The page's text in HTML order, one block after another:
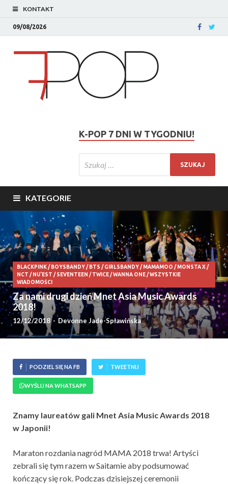
KONTAKT
09/08/2026
K-POP 7 DNI W TYGODNIU!
KATEGORIE
BLACKPINK/BOYSBANDY/BTS /GIRLSBANDY/MAMAMOO /MONSTA X/
NCT / NU'EST /SEVENTEEN /TWICE/WANNA ONE/WSZYSTKIE
WIADOMOŚCI
Za nami drugi dzień Mnet Asia Music Awards
2018!
12/12/2018- Devonne Jade-Spławińska
PODZIEL SIĘ NA FB TWEETNIJ
WYŚLIJ NA WHATSAPP
Znamy laureatów gali Mnet Asia Music Awards 2018
w Japonii!
Maraton rozdania nagród MAMA 2018 trwa! Artyści
zebrali się tym razem w Saitamie aby podsumować
kończący się rok. Podczas dzisiejszej ceremonii